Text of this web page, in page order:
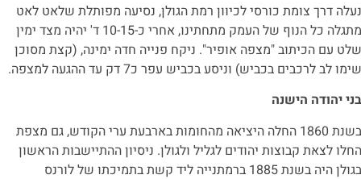
נעלה דרך צומת כורסי לכיוון רמת הגולן, נסיעה מפותלת שלאט לאט
מתגלה כל הנוף של העמק מתחתינו, אחרי כ-10-15 ד' יהיה מצד ימין
שלט עם הכיתוב "מצפה אופיר". ניקח פנייה חדה ימינה, (קצת מסוכן
שימו לב לרכבים בכביש) וניסע בכביש עפר כ7 דק עד ההגעה למצפה.
בני יהודה הישנה
בשנת 1860 החלה היציאה מהחומות בארבעת ערי הקודש, גם מצפת
החלו לצאת קבוצות יהודים לגליל ולגולן. ניסיון ההתיישבות הראשון
בגולן היה בשנת 1885 ברמתנייה ליד קשת בתמיכתו של לורנס